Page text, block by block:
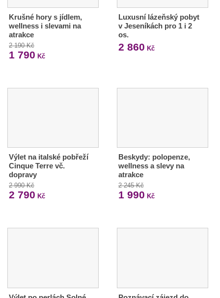
Krušné hory s jídlem,
wellness i slevami na
atrakce
2 190 Kč
1 790 Kč
Luxusní lázeňský pobyt
v Jeseníkách pro 1 i 2
os.
2 860 Kč
Výlet na italské pobřeží
Cinque Terre vč.
dopravy
2 990 Kč
2 790 Kč
Beskydy: polopenze,
wellness a slevy na
atrakce
2 245 Kč
1 990 Kč